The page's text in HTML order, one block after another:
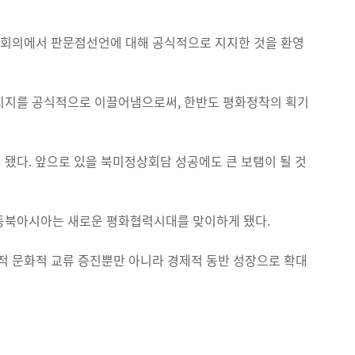
의에서 판문점선언에 대해 공식적으로 지지한 것을 환영
를 공식적으로 이끌어냄으로써, 한반도 평화정착의 획기
다. 앞으로 있을 북미정상회담 성공에도 큰 보탬이 될 것
아시아는 새로운 평화협력시대를 맞이하게 됐다.
문화적 교류 증진뿐만 아니라 경제적 동반 성장으로 확대